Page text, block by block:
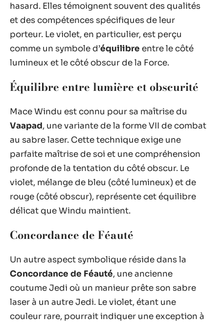
hasard. Elles témoignent souvent des qualités
et des compétences spécifiques de leur
porteur. Le violet, en particulier, est perçu
comme un symbole d’équilibre entre le côté
lumineux et le côté obscur de la Force.
Équilibre entre lumière et obscurité
Mace Windu est connu pour sa maîtrise du
Vaapad, une variante de la forme VII de combat
au sabre laser. Cette technique exige une
parfaite maîtrise de soi et une compréhension
profonde de la tentation du côté obscur. Le
violet, mélange de bleu (côté lumineux) et de
rouge (côté obscur), représente cet équilibre
délicat que Windu maintient.
Concordance de Féauté
Un autre aspect symbolique réside dans la
Concordance de Féauté, une ancienne
coutume Jedi où un manieur prête son sabre
laser à un autre Jedi. Le violet, étant une
couleur rare, pourrait indiquer une exception à